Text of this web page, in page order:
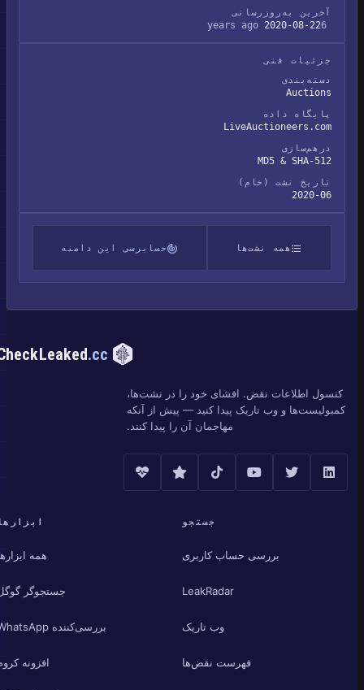
آخرین به‌روزرسانی
2020-08-22
جزئیات فنی
دسته‌بندی
Auctions
پایگاه داده
LiveAuctioneers.com
درهم‌سازی
MD5 & SHA-512
تاریخ نشت (خام)
2020-06
همه نشت‌ها حسابرسی این دامنه
CheckLeaked.cc
کنسول اطلاعات نقض. افشای خود را در نشت‌ها،
کمبولیست‌ها و وب تاریک پیدا کنید — پیش از آنکه
مهاجمان آن را پیدا کنند.
جستجو
بررسی حساب کاربری
LeakRadar
وب تاریک
فهرست نقض‌ها
ابزارها
همه ابزارها
جستجوگر گوگل
بررسی‌کننده WhatsApp
افزونه کروم